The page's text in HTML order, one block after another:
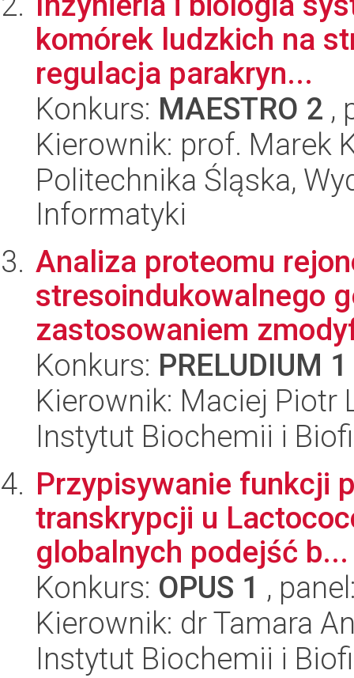
komórek ludzkich na
regulacja parakryn...
Konkurs: MAESTRO 2 ,
Kierownik: prof. Marek
Politechnika Śląska,
Informatyki
Analiza proteomu
stresoindukowalnego
zastosowaniem
Konkurs: PRELUDIUM 1
Kierownik: Maciej Piotr
Instytut Biochemii i
Przypisywanie funkcji
transkrypcji u
globalnych podejść b...
Konkurs: OPUS 1 ,
Kierownik: dr Tamara
Instytut Biochemii i